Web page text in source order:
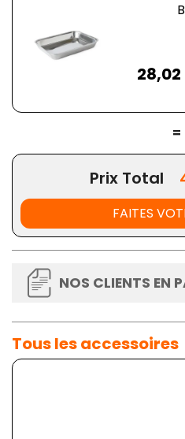
=
Prix Total
FAITES
NOS CLIENTS EN
Tous les accessoires